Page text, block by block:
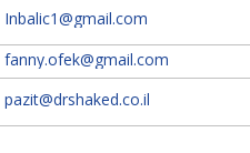
Inbalic1@gmail.com
fanny.ofek@gmail.com
pazit@drshaked.co.il